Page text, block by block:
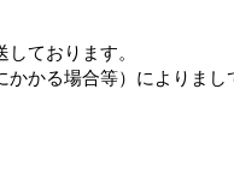
ております。
かる場合等）によりま